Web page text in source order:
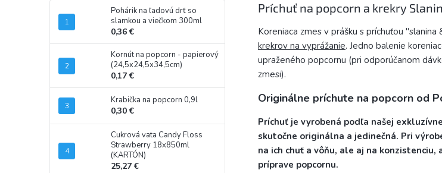
Pohárik na ľadovú drť so
slamkou a viečkom 300ml
0,36 €
Kornút na popcorn - papierový
(24,5x24,5x34,5cm)
0,17 €
Krabička na popcorn 0,9l
0,30 €
Cukrová vata Candy Floss
Strawberry 18x850ml
(KARTÓN)
25,27 €
Príchuť na popcorn a krekry
Koreniaca zmes v prášku s príchuťou
krekrov na vyprážanie. Jedno balenie
upraženého popcornu (pri odporúčanom
zmesi).
Originálne príchute na popcorn od
Príchuť je vyrobená podľa našej
skutočne originálna a jedinečná. Pri
na ich chuť a vôňu, ale aj na
príprave popcornu.